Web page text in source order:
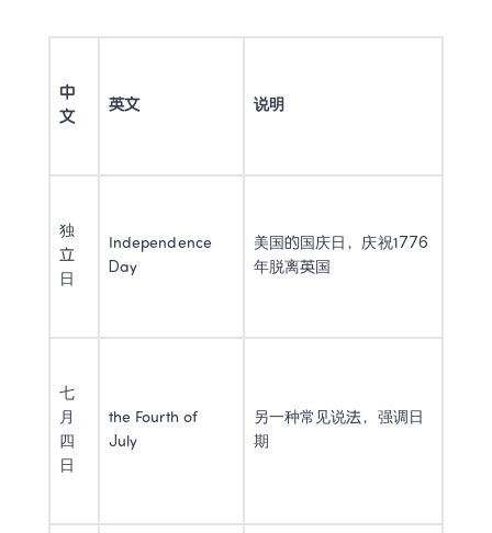
中
文
英文 说明
独
立
日
Independence
Day
美国的国庆日，庆祝1776
年脱离英国
七
月
四
日
the Fourth of
July
另一种常见说法，强调日
期